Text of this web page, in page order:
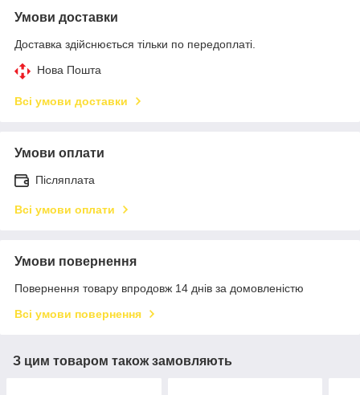
Умови доставки
Доставка здійснюється тільки по передоплаті.
Нова Пошта
Всі умови доставки
Умови оплати
Післяплата
Всі умови оплати
Умови повернення
Повернення товару впродовж 14 днів за домовленістю
Всі умови повернення
З цим товаром також замовляють